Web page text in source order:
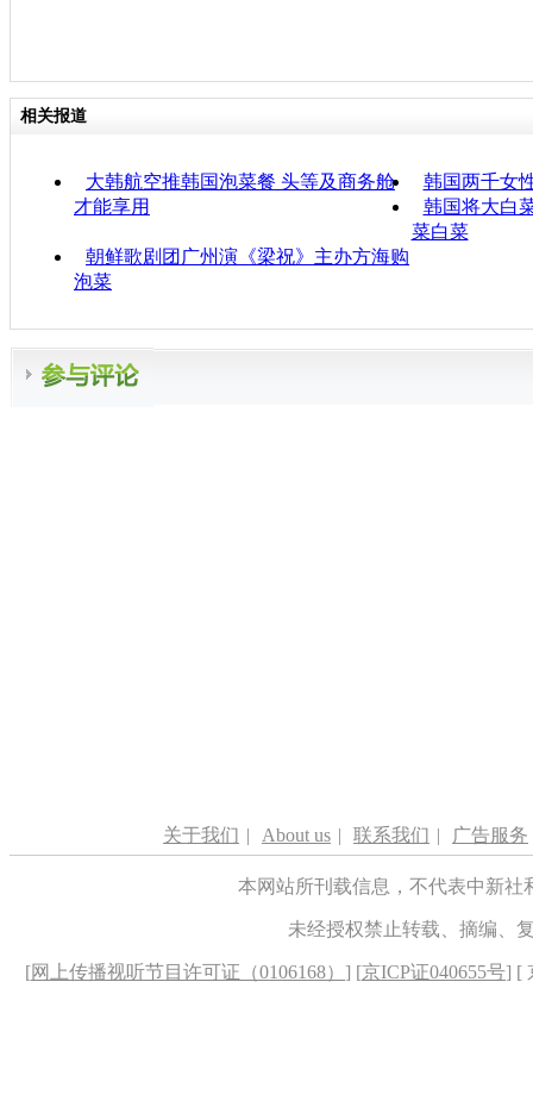
相关报道
大韩航空推韩国泡菜餐 头等及商务舱
才能享用
韩国两千女
韩国将大白
菜白菜
朝鲜歌剧团广州演《梁祝》主办方海购
泡菜
关于我们 | About us | 联系我们 | 广告服务
本网站所刊载信息，不代表中新
未经授权禁止转载、摘编、
[网上传播视听节目许可证（0106168） ] [京ICP证040655号] [